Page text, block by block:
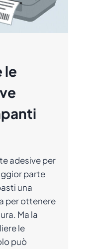
le
adesive per
parte
una
per ottenere
Ma la
le
può